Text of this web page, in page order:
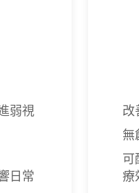
弱視
日常
改
無
可
療